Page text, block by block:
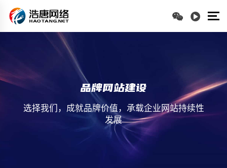
品牌网站建设
选择我们，成就品牌价值，承载企业网站持续性
发展